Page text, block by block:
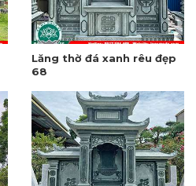
Lăng thờ đá xanh rêu đẹp
68